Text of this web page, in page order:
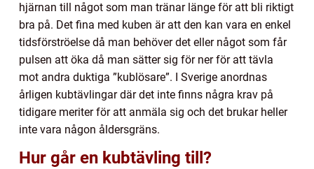
hjärnan till något som man tränar länge för att bli riktigt
bra på. Det fina med kuben är att den kan vara en enkel
tidsförströelse då man behöver det eller något som får
pulsen att öka då man sätter sig för ner för att tävla
mot andra duktiga ”kublösare”. I Sverige anordnas
årligen kubtävlingar där det inte finns några krav på
tidigare meriter för att anmäla sig och det brukar heller
inte vara någon åldersgräns.
Hur går en kubtävling till?